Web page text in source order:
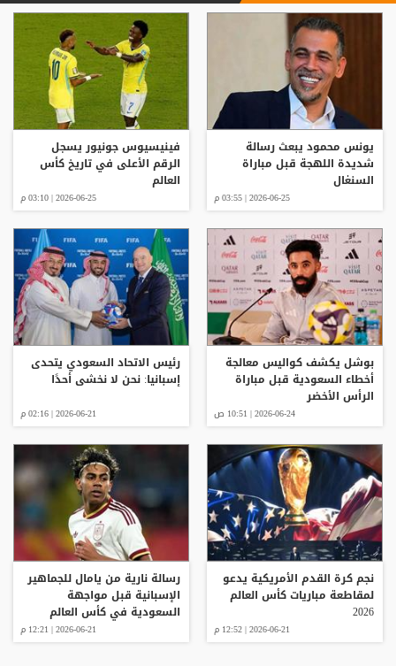
يونس محمود يبعث رسالة
شديدة اللهجة قبل مباراة
السنغال
2026-06-25 | 03:55 م
فينيسيوس جونيور يسجل
الرقم الأعلى في تاريخ كأس
العالم
2026-06-25 | 03:10 م
بوشل يكشف كواليس معالجة
أخطاء السعودية قبل مباراة
الرأس الأخضر
2026-06-24 | 10:51 ص
رئيس الاتحاد السعودي يتحدى
إسبانيا: نحن لا نخشى أحدًا
2026-06-21 | 02:16 م
نجم كرة القدم الأمريكية يدعو
لمقاطعة مباريات كأس العالم
2026
2026-06-21 | 12:52 م
رسالة نارية من يامال للجماهير
الإسبانية قبل مواجهة
السعودية في كأس العالم
2026-06-21 | 12:21 م